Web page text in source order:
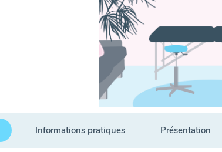
Informations pratiques Présentation